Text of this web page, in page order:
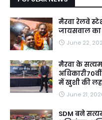
मैरवा रेलवे
जायसवाल का
June 22,
मैरवा के
में खुशी की
June 21,
SDM बने